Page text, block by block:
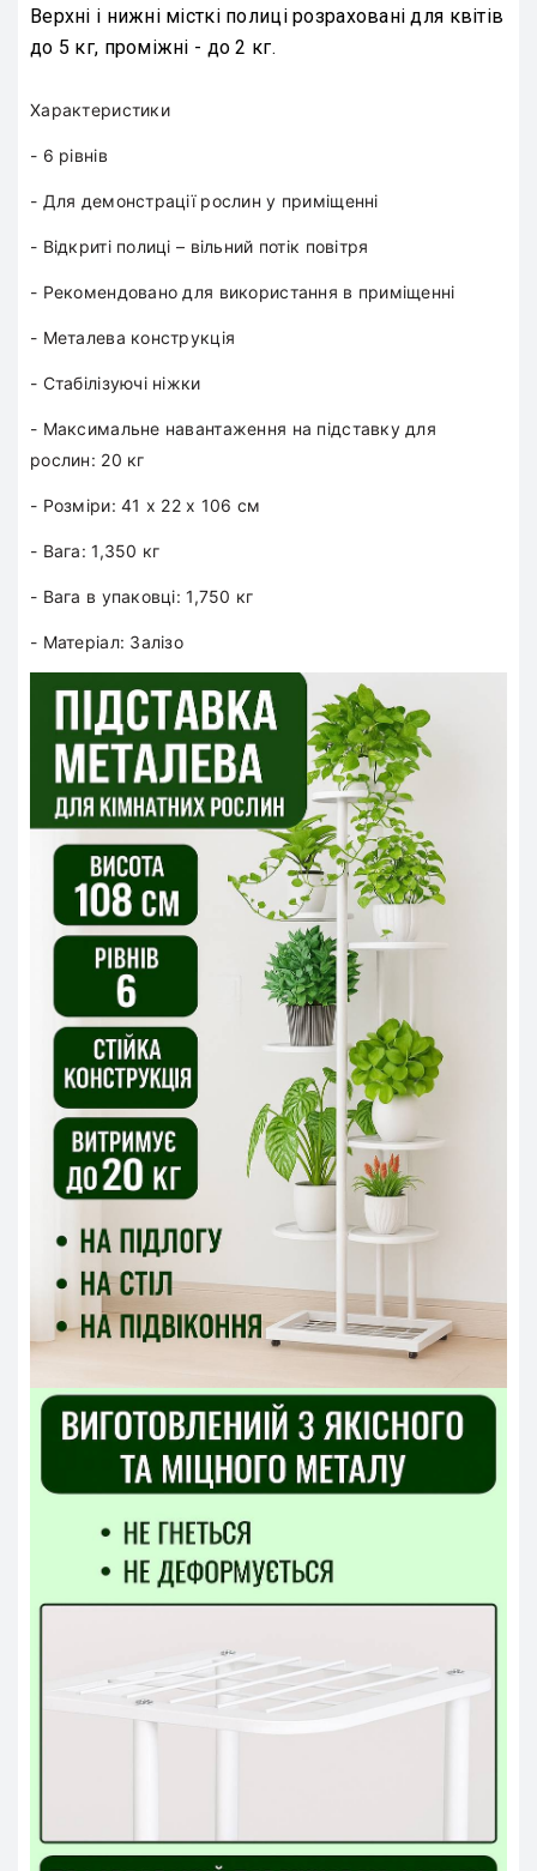
Верхні і нижні місткі полиці розраховані для квітів
до 5 кг, проміжні - до 2 кг.
Характеристики
- 6 рівнів
- Для демонстрації рослин у приміщенні
- Відкриті полиці – вільний потік повітря
- Рекомендовано для використання в приміщенні
- Металева конструкція
- Стабілізуючі ніжки
- Максимальне навантаження на підставку для
рослин: 20 кг
- Розміри: 41 x 22 x 106 см
- Вага: 1,350 кг
- Вага в упаковці: 1,750 кг
- Матеріал: Залізо